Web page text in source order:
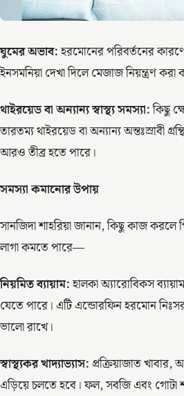
ঘুমের অভাব:হরমোনের পরিবর্তনের
ইনসমনিয়া দেখা দিলে মেজাজ নিয়ন্ত্রণ
থাইরয়েড বা অন্যান্য স্বাস্থ্য সমস্যা:কিছু
তারতম্য থাইরয়েড বা অন্যান্য অন্তঃস্রাবী
আরও তীব্র হতে পারে।
সমস্যা কমানোর উপায়
সানজিদা শাহরিয়া জানান, কিছু কাজ করলে
লাগা কমতে পারে—
নিয়মিত ব্যায়াম:হালকা অ্যারোবিকস
যেতে পারে। এটি এন্ডোরফিন হরমোন
ভালো রাখে।
স্বাস্থ্যকর খাদ্যাভ্যাস:প্রক্রিয়াজাত খাবার,
এড়িয়ে চলতে হবে। ফল, সবজি এবং গোটা